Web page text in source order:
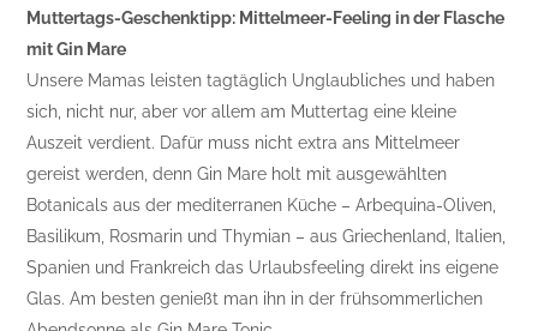
Muttertags-Geschenktipp: Mittelmeer-Feeling in der Flasche
mit Gin Mare
Unsere Mamas leisten tagtäglich Unglaubliches und haben
sich, nicht nur, aber vor allem am Muttertag eine kleine
Auszeit verdient. Dafür muss nicht extra ans Mittelmeer
gereist werden, denn Gin Mare holt mit ausgewählten
Botanicals aus der mediterranen Küche – Arbequina-Oliven,
Basilikum, Rosmarin und Thymian – aus Griechenland, Italien,
Spanien und Frankreich das Urlaubsfeeling direkt ins eigene
Glas. Am besten genießt man ihn in der frühsommerlichen